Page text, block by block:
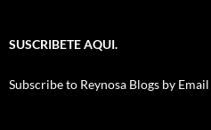
SUSCRIBETE AQUI.
Subscribe to Reynosa Blogs by Email